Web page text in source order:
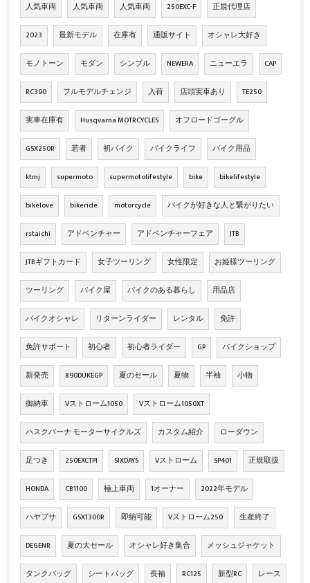
人気車両 人気車両 人気車両 250EXC-F 正規代理店
2023 最新モデル 在庫有 通販サイト オシャレ大好き
モノトーン モダン シンプル NEWERA ニューエラ CAP
RC390 フルモデルチェンジ 入荷 店頭実車あり TE250
実車在庫有 Husqvarna MOTRCYCLES オフロードゴーグル
GSX250R 若者 初バイク バイクライフ バイク用品
ktmj supermoto supermotolifestyle bike bikelifestyle
bikelove bikeride motorcycle バイクが好きな人と繋がりたい
rstaichi アドベンチャー アドベンチャーフェア JTB
JTBギフトカード 女子ツーリング 女性限定 お姫様ツーリング
ツーリング バイク屋 バイクのある暮らし 用品店
バイクオシャレ リターンライダー レンタル 免許
免許サポート 初心者 初心者ライダー GP バイクショップ
新発売 890DUKEGP 夏のセール 夏物 半袖 小物
御納車 Vストローム1050 Vストローム1050XT
ハスクバーナ モーターサイクルズ カスタム紹介 ローダウン
足つき 250EXCTPI SIXDAYS Vストローム SP401 正規取扱
HONDA CB1100 極上車両 1オーナー 2022年モデル
ハヤブサ GSX1300R 即納可能 Vストローム250 生産終了
DEGENR 夏の大セール オシャレ好き集合 メッシュジャケット
タンクバッグ シートバッグ 長袖 RC125 新型RC レース